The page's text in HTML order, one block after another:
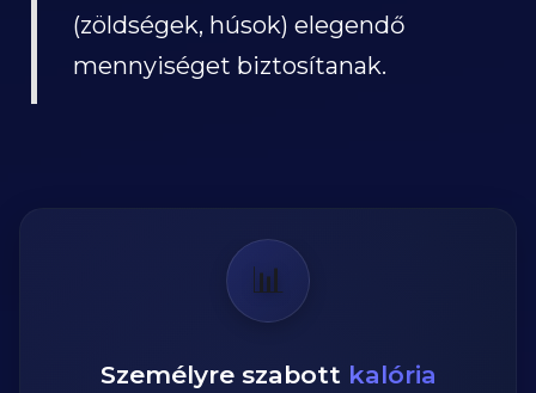
(zöldségek, húsok) elegendő
mennyiséget biztosítanak.
📊
Személyre szabott kalória